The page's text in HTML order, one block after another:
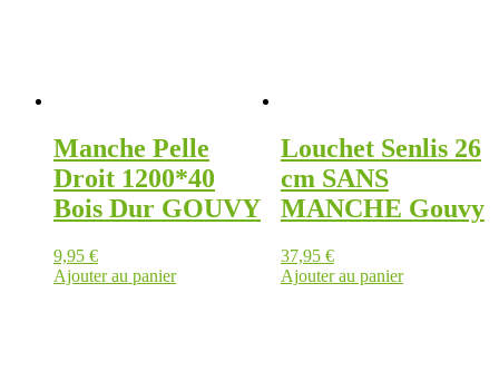
Manche Pelle
Droit 1200*40
Bois Dur GOUVY
9,95 €
Ajouter au panier
Louchet Senlis 26
cm SANS
MANCHE Gouvy
37,95 €
Ajouter au panier